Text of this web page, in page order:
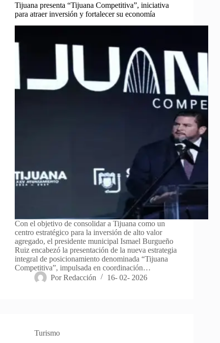
Tijuana presenta “Tijuana Competitiva”, iniciativa
para atraer inversión y fortalecer su economía
Con el objetivo de consolidar a Tijuana como un
centro estratégico para la inversión de alto valor
agregado, el presidente municipal Ismael Burgueño
Ruiz encabezó la presentación de la nueva estrategia
integral de posicionamiento denominada “Tijuana
Competitiva”, impulsada en coordinación…
Por Redacción 16- 02- 2026
Turismo